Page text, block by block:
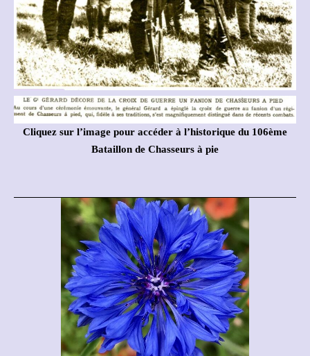
Cliquez sur l’image pour accéder à l’historique du 106ème
Bataillon de Chasseurs à pie